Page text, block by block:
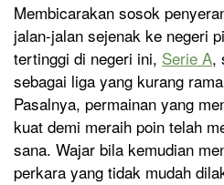
Membicarakan sosok
jalan-jalan sejenak ke negeri
tertinggi di negeri ini, Serie A,
sebagai liga yang kurang
Pasalnya, permainan yang
kuat demi meraih poin telah
sana. Wajar bila kemudian
perkara yang tidak mudah